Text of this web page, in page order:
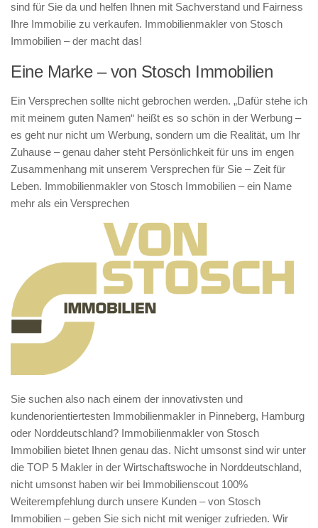
sind für Sie da und helfen Ihnen mit Sachverstand und Fairness
Ihre Immobilie zu verkaufen. Immobilienmakler von Stosch
Immobilien – der macht das!
Eine Marke – von Stosch Immobilien
Ein Versprechen sollte nicht gebrochen werden. „Dafür stehe ich
mit meinem guten Namen“ heißt es so schön in der Werbung –
es geht nur nicht um Werbung, sondern um die Realität, um Ihr
Zuhause – genau daher steht Persönlichkeit für uns im engen
Zusammenhang mit unserem Versprechen für Sie – Zeit für
Leben. Immobilienmakler von Stosch Immobilien – ein Name
mehr als ein Versprechen
Sie suchen also nach einem der innovativsten und
kundenorientiertesten Immobilienmakler in Pinneberg, Hamburg
oder Norddeutschland? Immobilienmakler von Stosch
Immobilien bietet Ihnen genau das. Nicht umsonst sind wir unter
die TOP 5 Makler in der Wirtschaftswoche in Norddeutschland,
nicht umsonst haben wir bei Immobilienscout 100%
Weiterempfehlung durch unsere Kunden – von Stosch
Immobilien – geben Sie sich nicht mit weniger zufrieden. Wir